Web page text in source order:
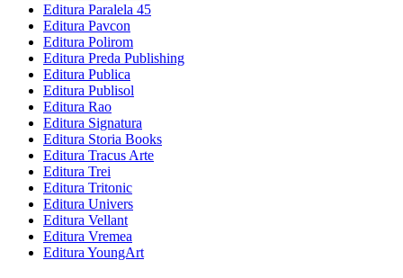
Editura Paralela 45
Editura Pavcon
Editura Polirom
Editura Preda Publishing
Editura Publica
Editura Publisol
Editura Rao
Editura Signatura
Editura Storia Books
Editura Tracus Arte
Editura Trei
Editura Tritonic
Editura Univers
Editura Vellant
Editura Vremea
Editura YoungArt